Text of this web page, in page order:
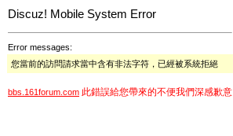
Discuz! Mobile System Error
Error messages:
您當前的訪問請求當中含有非法字符，已經被系統拒絕
bbs.161forum.com 此錯誤給您帶來的不便我們深感歉意